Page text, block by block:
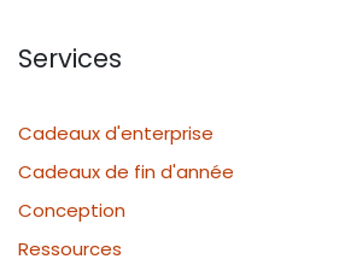
Services
Cadeaux d'enterprise
Cadeaux de fin d'année
Conception
Ressources